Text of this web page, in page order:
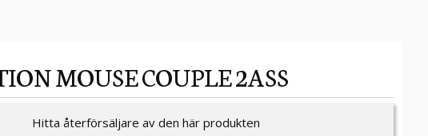
MOUSE COUPLE 2ASS
Hitta återförsäljare av den här produkten